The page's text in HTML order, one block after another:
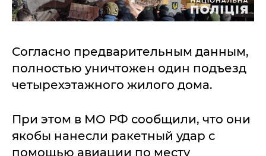
Согласно предварительным данным,
полностью уничтожен один подъезд
четырехэтажного жилого дома.
При этом в МО РФ сообщили, что они
якобы нанесли ракетный удар с
помощью авиации по месту